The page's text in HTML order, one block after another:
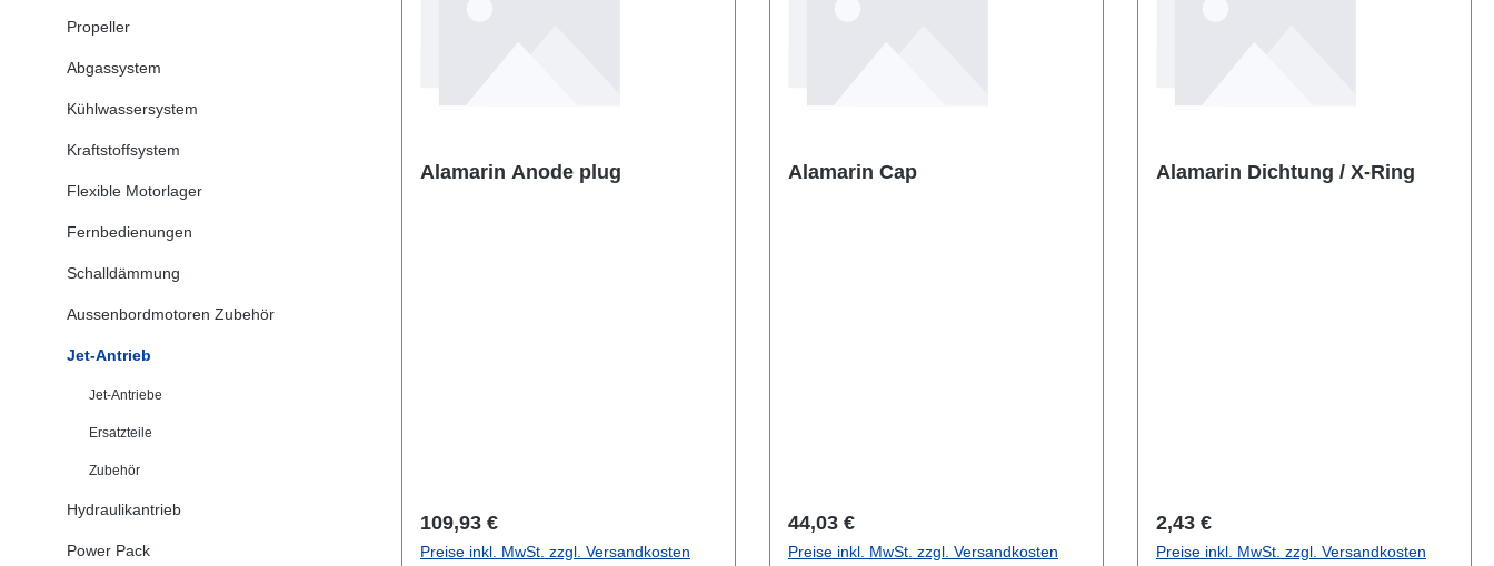
Propeller
Abgassystem
Kühlwassersystem
Kraftstoffsystem
Flexible Motorlager
Fernbedienungen
Schalldämmung
Aussenbordmotoren Zubehör
Jet-Antrieb
Jet-Antriebe
Ersatzteile
Zubehör
Hydraulikantrieb
Power Pack
Alamarin Anode plug
Regulärer Preis:
109,93 €
Preise inkl. MwSt. zzgl. Versandkosten
Alamarin Cap
Regulärer Preis:
44,03 €
Preise inkl. MwSt. zzgl. Versandkosten
Alamarin Dichtung / X-Ring
Regulärer Preis:
2,43 €
Preise inkl. MwSt. zzgl. Versandkosten